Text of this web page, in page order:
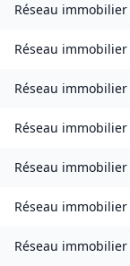
Réseau immobilier
Réseau immobilier
Réseau immobilier
Réseau immobilier
Réseau immobilier
Réseau immobilier
Réseau immobilier